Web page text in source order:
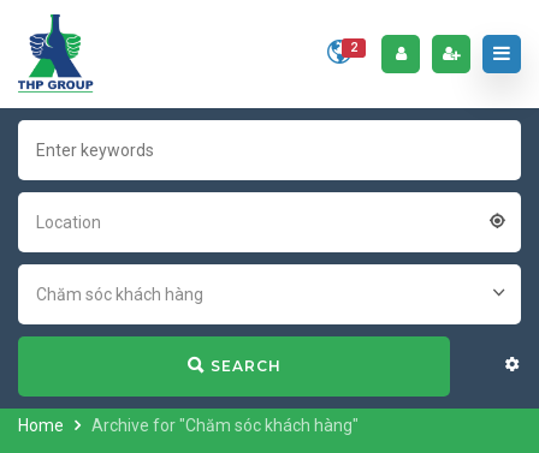
2
Location
Chăm sóc khách hàng
SEARCH
Home Archive for "Chăm sóc khách hàng"